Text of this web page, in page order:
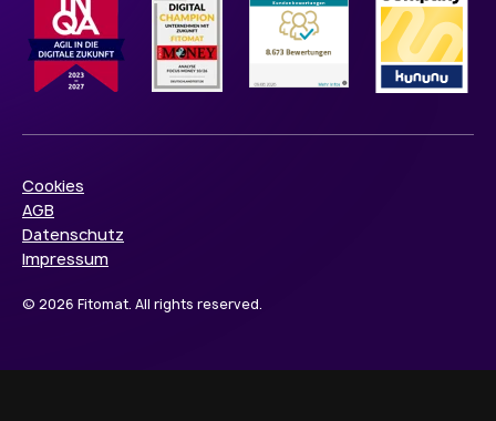
© 2026 Fitomat. All rights reserved.
Cookies
AGB
Datenschutz
Impressum